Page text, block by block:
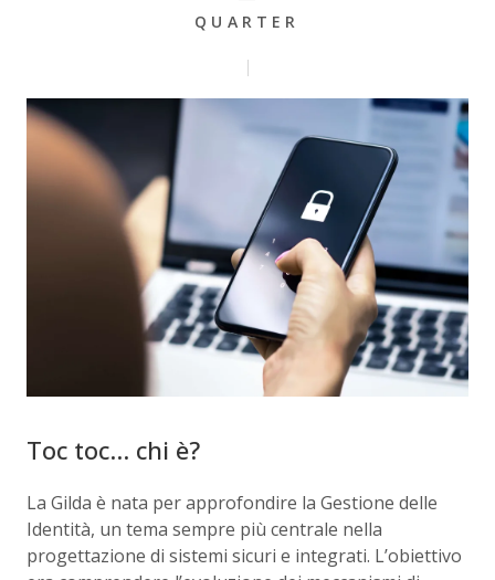
QUARTER
Toc toc… chi è?
La Gilda è nata per approfondire la Gestione delle
Identità, un tema sempre più centrale nella
progettazione di sistemi sicuri e integrati. L’obiettivo